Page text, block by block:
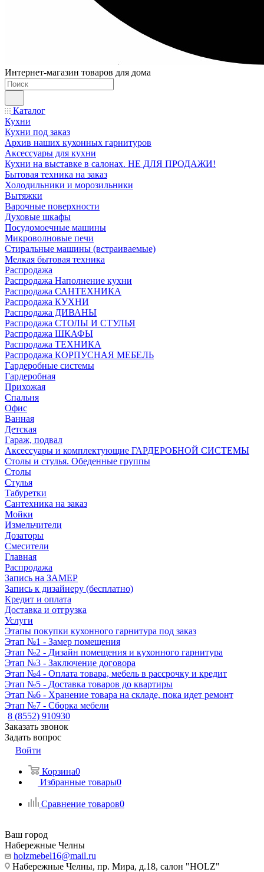
Интернет-магазин товаров для дома
Каталог
Кухни
Кухни под заказ
Архив наших кухонных гарнитуров
Аксессуары для кухни
Кухни на выставке в салонах. НЕ ДЛЯ ПРОДАЖИ!
Бытовая техника на заказ
Холодильники и морозильники
Вытяжки
Варочные поверхности
Духовые шкафы
Посудомоечные машины
Микроволновые печи
Стиральные машины (встраиваемые)
Мелкая бытовая техника
Распродажа
Распродажа Наполнение кухни
Распродажа САНТЕХНИКА
Распродажа КУХНИ
Распродажа ДИВАНЫ
Распродажа СТОЛЫ И СТУЛЬЯ
Распродажа ШКАФЫ
Распродажа ТЕХНИКА
Распродажа КОРПУСНАЯ МЕБЕЛЬ
Гардеробные системы
Гардеробная
Прихожая
Спальня
Офис
Ванная
Детская
Гараж, подвал
Аксессуары и комплектующие ГАРДЕРОБНОЙ СИСТЕМЫ
Столы и стулья. Обеденные группы
Столы
Стулья
Табуретки
Сантехника на заказ
Мойки
Измельчители
Дозаторы
Смесители
Главная
Распродажа
Запись на ЗАМЕР
Запись к дизайнеру (бесплатно)
Кредит и оплата
Доставка и отгрузка
Услуги
Этапы покупки кухонного гарнитура под заказ
Этап №1 - Замер помещения
Этап №2 - Дизайн помещения и кухонного гарнитура
Этап №3 - Заключение договора
Этап №4 - Оплата товара, мебель в рассрочку и кредит
Этап №5 - Доставка товаров до квартиры
Этап №6 - Хранение товара на складе, пока идет ремонт
Этап №7 - Сборка мебели
8 (8552) 910930
Заказать звонок
Задать вопрос
Войти
Корзина0
Избранные товары0
Сравнение товаров0
Ваш город
Набережные Челны
holzmebel16@mail.ru
Набережные Челны, пр. Мира, д.18, салон "HOLZ"